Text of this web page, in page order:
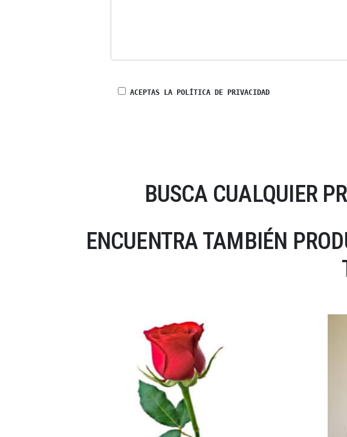
ACEPTAS LA POLÍTICA DE PRIVACIDAD
BUSCA CUALQUIER
ENCUENTRA TAMBIÉN